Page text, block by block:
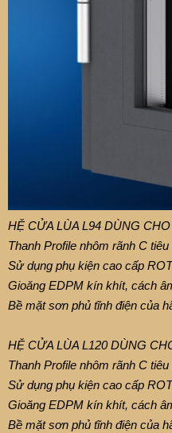
HỆ CỬA LÙA L94 DÙNG
Thanh Profile nhôm rãnh C
Sử dụng phụ kiện cao cấp
Gioăng EDPM kín khít, cách
Bề mặt sơn phủ tĩnh điện của
HỆ CỬA LÙA L120 DÙNG
Thanh Profile nhôm rãnh C
Sử dụng phụ kiện cao cấp
Gioăng EDPM kín khít, cách
Bề mặt sơn phủ tĩnh điện của